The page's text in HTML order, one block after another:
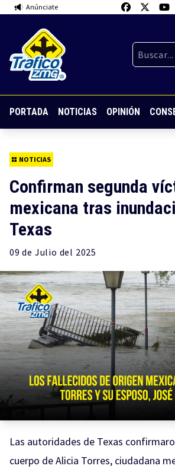
Anúnciate
PORTADA NOTICIAS OPINIÓN
NOTICIAS
Confirman segunda
mexicana tras
Texas
09 de Julio del 2025
Las autoridades de Texas
cuerpo de Alicia Torres, ciudadana